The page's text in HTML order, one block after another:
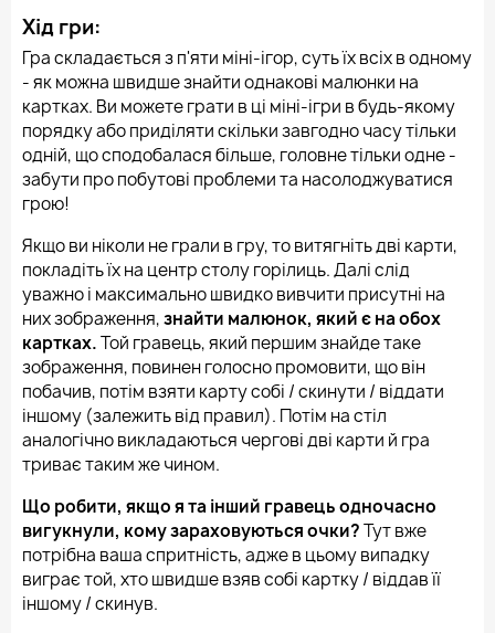
Хід гри:
Гра складається з п'яти міні-ігор, суть їх всіх в одному
- як можна швидше знайти однакові малюнки на
картках. Ви можете грати в ці міні-ігри в будь-якому
порядку або приділяти скільки завгодно часу тільки
одній, що сподобалася більше, головне тільки одне -
забути про побутові проблеми та насолоджуватися
грою!
Якщо ви ніколи не грали в гру, то витягніть дві карти,
покладіть їх на центр столу горілиць. Далі слід
уважно і максимально швидко вивчити присутні на
них зображення,знайти малюнок, який є на обох
картках.Той гравець, який першим знайде таке
зображення, повинен голосно промовити, що він
побачив, потім взяти карту собі / скинути / віддати
іншому (залежить від правил). Потім на стіл
аналогічно викладаються чергові дві карти й гра
триває таким же чином.
Що робити, якщо я та інший гравець одночасно
вигукнули, кому зараховуються очки?Тут вже
потрібна ваша спритність, адже в цьому випадку
виграє той, хто швидше взяв собі картку / віддав її
іншому / скинув.